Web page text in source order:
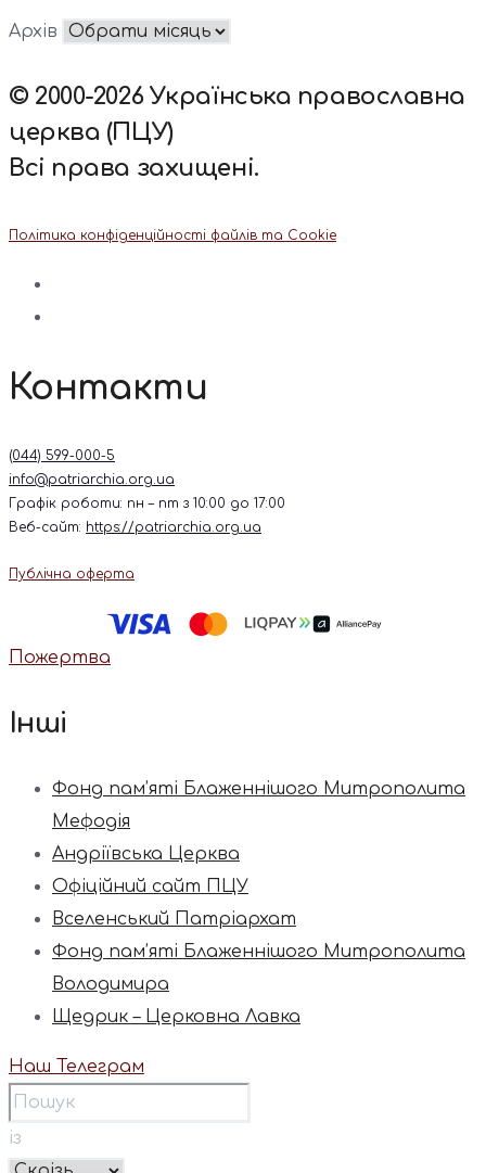
Архів
© 2000-2026 Українська православна
церква (ПЦУ)
Всі права захищені.
Політика конфіденційності файлів та Cookie
Контакти
(044) 599-000-5
info@patriarchia.org.ua
Графік роботи: пн – пт з 10:00 до 17:00
Веб-сайт: https://patriarchia.org.ua
Публічна оферта
Пожертва
Інші
Фонд пам’яті Блаженнішого Митрополита
Мефодія
Андріївська Церква
Офіційний сайт ПЦУ
Вселенський Патріархат
Фонд пам’яті Блаженнішого Митрополита
Володимира
Щедрик – Церковна Лавка
Наш Телеграм
із